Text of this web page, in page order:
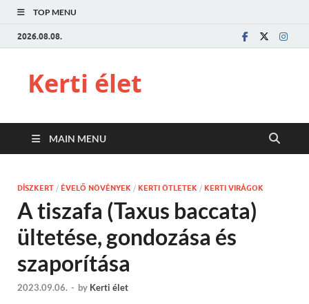
TOP MENU
2026.08.08.
Kerti élet
MAIN MENU
DÍSZKERT / ÉVELŐ NÖVÉNYEK / KERTI ÖTLETEK / KERTI VIRÁGOK
A tiszafa (Taxus baccata)
ültetése, gondozása és
szaporítása
2023.09.06. - by Kerti élet